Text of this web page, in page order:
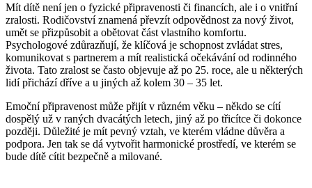
Mít dítě není jen o fyzické připravenosti či financích, ale i o vnitřní
zralosti. Rodičovství znamená převzít odpovědnost za nový život,
umět se přizpůsobit a obětovat část vlastního komfortu.
Psychologové zdůrazňují, že klíčová je schopnost zvládat stres,
komunikovat s partnerem a mít realistická očekávání od rodinného
života. Tato zralost se často objevuje až po 25. roce, ale u některých
lidí přichází dříve a u jiných až kolem 30 – 35 let.
Emoční připravenost může přijít v různém věku – někdo se cítí
dospělý už v raných dvacátých letech, jiný až po třicítce či dokonce
později. Důležité je mít pevný vztah, ve kterém vládne důvěra a
podpora. Jen tak se dá vytvořit harmonické prostředí, ve kterém se
bude dítě cítit bezpečně a milované.